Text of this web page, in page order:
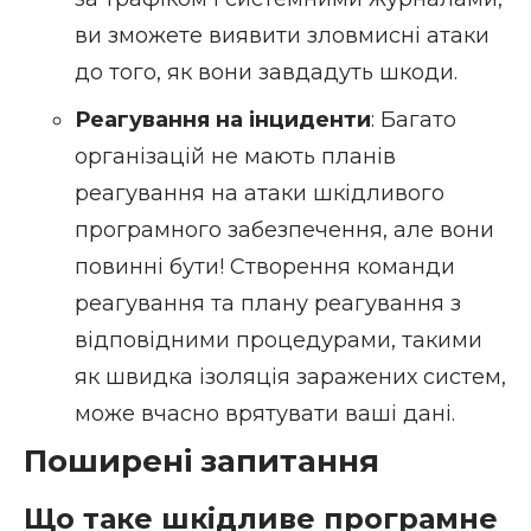
ви зможете виявити зловмисні атаки
до того, як вони завдадуть шкоди.
Реагування на інциденти: Багато
організацій не мають планів
реагування на атаки шкідливого
програмного забезпечення, але вони
повинні бути! Створення команди
реагування та плану реагування з
відповідними процедурами, такими
як швидка ізоляція заражених систем,
може вчасно врятувати ваші дані.
Поширені запитання
Що таке шкідливе програмне